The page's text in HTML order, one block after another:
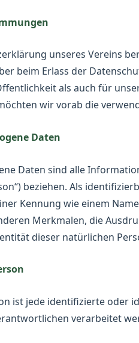
unseres Vereins
beim Erlass der
als auch für
wir vorab die
Daten
Daten sind alle
beziehen. Als
Kennung wie einem
Merkmalen, die
dieser natürlichen
ist jede identifizierte oder
verarbeitet